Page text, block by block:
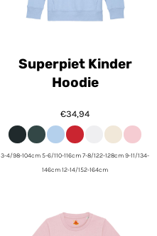
Superpiet Kinder
Hoodie
€34,94
3-4/98-104cm 5-6/110-116cm 7-8/122-128cm 9-11/134-
146cm 12-14/152-164cm